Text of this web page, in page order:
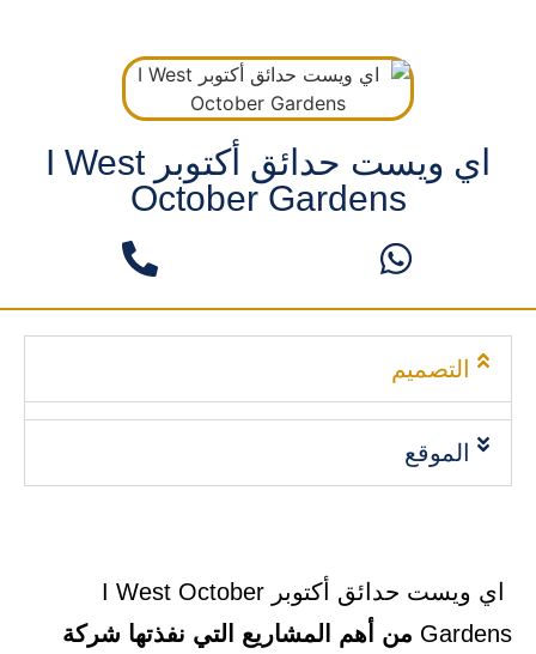
اي ويست حدائق أكتوبر I West
October Gardens
التصميم
الموقع
اي ويست حدائق أكتوبر I West October
Gardens من أهم المشاريع التي نفذتها شركة